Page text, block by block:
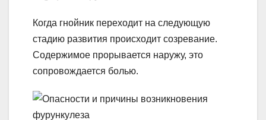
Когда гнойник переходит на следующую
стадию развития происходит созревание.
Содержимое прорывается наружу, это
сопровождается болью.